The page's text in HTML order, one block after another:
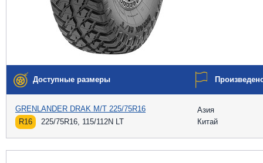
Доступные размеры
GRENLANDER DRAK M/T 225/75R16
R16
225/75R16, 115/112N LT
Азия
Китай